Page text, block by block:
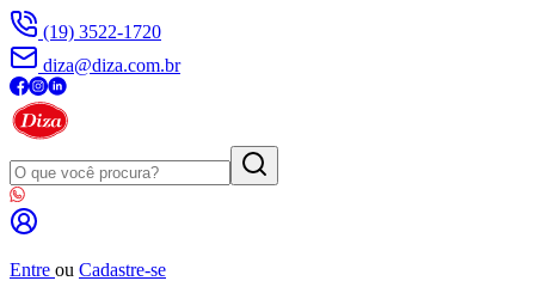
(19) 3522-1720
diza@diza.com.br
Entre ou Cadastre-se